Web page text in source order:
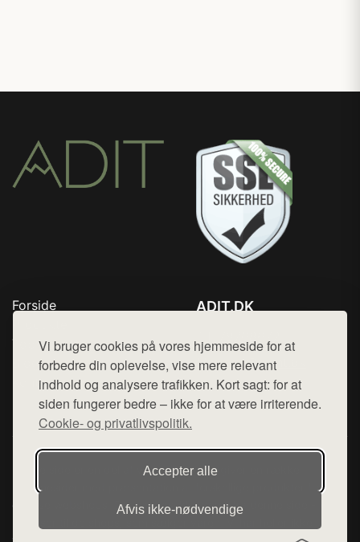
Vi bruger cookies på vores hjemmeside for at
forbedre din oplevelse, vise mere relevant
indhold og analysere trafikken. Kort sagt: for at
siden fungerer bedre – ikke for at være irriterende.
Cookie- og privatlivspolitik.
Accepter alle
Afvis ikke‑nødvendige
Forside
Top Rabatter
Blog
Kontakt
ADIT.DK
Mail: hej@want.dk
Cookie- og privatlivspolitik
Denne side er en del af want.dk, der udgiver en række
hjemmesider med præsentation af forskellige produkter fra
diverse webshops. Der sælges ikke varer fra denne side - vi
henviser til de shops, som sælger varen. Vi har heller ikke